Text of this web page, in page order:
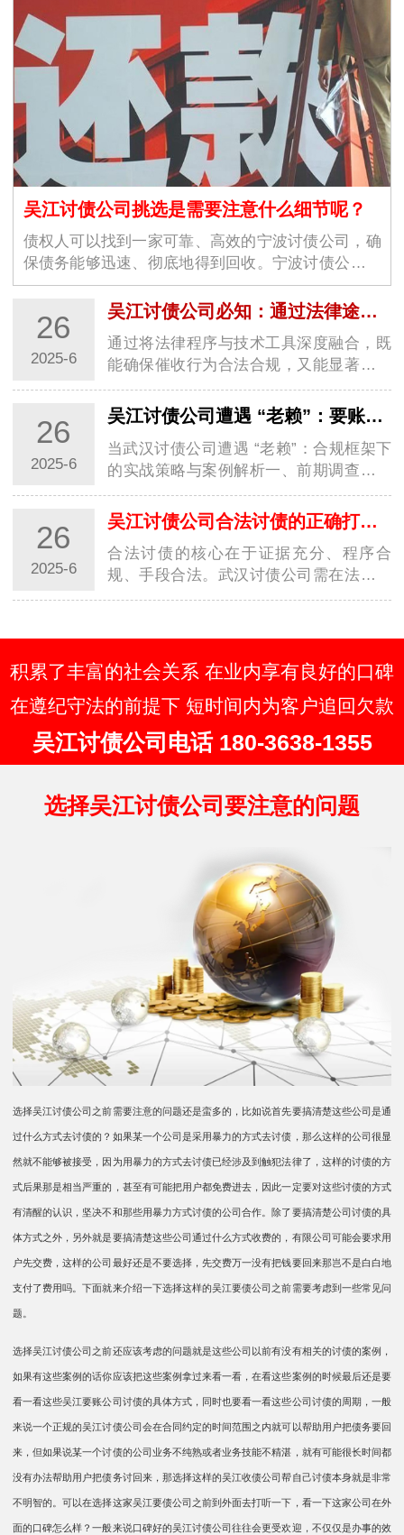
吴江讨债公司挑选是需要注意什么细节呢？
债权人可以找到一家可靠、高效的宁波讨债公司，确
保债务能够迅速、彻底地得到回收。宁波讨债公司的
选择不仅仅是为了解决眼前的经济问题，更是为了维
护商业环境的稳定与良好运作。随着商业交易的增加
和…
26
2025-6
吴江讨债公司必知：通过法律途径要账的关键步骤
通过将法律程序与技术工具深度融合，既
能确保催收行为合法合规，又能显著提升
回款效率，实现商业债权的最大化保护。
一、证据链构建与债务性质认定1. 全维度
证据固定基础证据：合同、借条、转账记
录需…
26
2025-6
吴江讨债公司遭遇 “老赖”：要账实战经验大分享
当武汉讨债公司遭遇 “老赖”：合规框架下
的实战策略与案例解析一、前期调查：用
数据构建 “老赖” 行为画像1. 多维信息穿透
术工商 / 司法数据联动：通过国家企业信
用信息公示系统查询 “老赖” 关联…
26
2025-6
吴江讨债公司合法讨债的正确打开方式你知道几种？
合法讨债的核心在于证据充分、程序合
规、手段合法。武汉讨债公司需在法律框
架内灵活运用协商、调解、诉讼等手段，
建议债权人优先通过法律途径解决纠纷，
必要时委…
积累了丰富的社会关系 在业内享有良好的口碑
在遵纪守法的前提下 短时间内为客户追回欠款
吴江讨债公司电话 180-3638-1355
选择吴江讨债公司要注意的问题
选择吴江讨债公司之前需要注意的问题还是蛮多的，比如说首先要搞清楚这些公司是通
过什么方式去讨债的？如果某一个公司是采用暴力的方式去讨债，那么这样的公司很显
然就不能够被接受，因为用暴力的方式去讨债已经涉及到触犯法律了，这样的讨债的方
式后果那是相当严重的，甚至有可能把用户都免费进去，因此一定要对这些讨债的方式
有清醒的认识，坚决不和那些用暴力方式讨债的公司合作。除了要搞清楚公司讨债的具
体方式之外，另外就是要搞清楚这些公司通过什么方式收费的，有限公司可能会要求用
户先交费，这样的公司最好还是不要选择，先交费万一没有把钱要回来那岂不是白白地
支付了费用吗。下面就来介绍一下选择这样的吴江要债公司之前需要考虑到一些常见问
题。
选择吴江讨债公司之前还应该考虑的问题就是这些公司以前有没有相关的讨债的案例，
如果有这些案例的话你应该把这些案例拿过来看一看，在看这些案例的时候最后还是要
看一看这些吴江要账公司讨债的具体方式，同时也要看一看这些公司讨债的周期，一般
来说一个正规的吴江讨债公司会在合同约定的时间范围之内就可以帮助用户把债务要回
来，但如果说某一个讨债的公司业务不纯熟或者业务技能不精湛，就有可能很长时间都
没有办法帮助用户把债务讨回来，那选择这样的吴江收债公司帮自己讨债本身就是非常
不明智的。可以在选择这家吴江要债公司之前到外面去打听一下，看一下这家公司在外
面的口碑怎么样？一般来说口碑好的吴江讨债公司往往会更受欢迎，不仅仅是办事的效